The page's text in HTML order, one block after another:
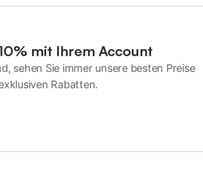
mit Ihrem Account
sehen Sie immer unsere besten Preise
Rabatten.